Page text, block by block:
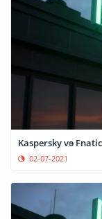
Kaspersky və
02-07-2021